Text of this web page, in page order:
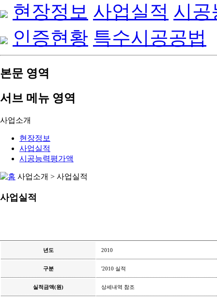
현장정보 사업실적 시공
인증현황 특수시공공법
본문 영역
서브 메뉴 영역
사업소개
현장정보
사업실적
시공능력평가액
사업소개 > 사업실적
사업실적
년도 2010
구분 '2010 실적
실적금액(원) 상세내역 참조